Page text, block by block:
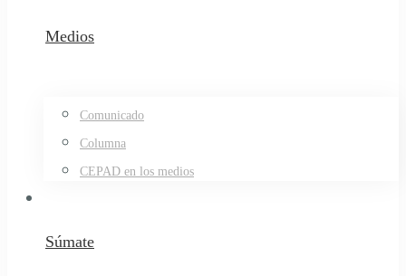
Medios
Comunicado
Columna
CEPAD en los medios
Súmate